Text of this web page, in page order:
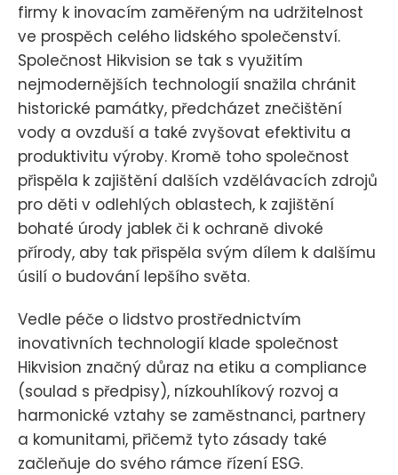
firmy k inovacím zaměřeným na udržitelnost
ve prospěch celého lidského společenství.
Společnost Hikvision se tak s využitím
nejmodernějších technologií snažila chránit
historické památky, předcházet znečištění
vody a ovzduší a také zvyšovat efektivitu a
produktivitu výroby. Kromě toho společnost
přispěla k zajištění dalších vzdělávacích zdrojů
pro děti v odlehlých oblastech, k zajištění
bohaté úrody jablek či k ochraně divoké
přírody, aby tak přispěla svým dílem k dalšímu
úsilí o budování lepšího světa.
Vedle péče o lidstvo prostřednictvím
inovativních technologií klade společnost
Hikvision značný důraz na etiku a compliance
(soulad s předpisy), nízkouhlíkový rozvoj a
harmonické vztahy se zaměstnanci, partnery
a komunitami, přičemž tyto zásady také
začleňuje do svého rámce řízení ESG.